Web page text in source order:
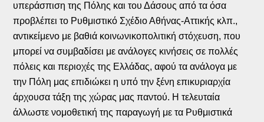
υπεράσπιση της Πόλης και του Δάσους από τα όσα
προβλέπει το Ρυθμιστικό Σχέδιο Αθήνας-Αττικής κλπ.,
αντικείμενο με βαθιά κοινωνικοπολιτική στόχευση, που
μπορεί να συμβαδίσει με ανάλογες κινήσεις σε πολλές
πόλεις και περιοχές της Ελλάδας, αφού τα ανάλογα με
την Πόλη μας επιδιώκει η υπό την ξένη επικυριαρχία
άρχουσα τάξη της χώρας μας παντού. Η τελευταία
άλλωστε νομοθετική της παραγωγή με τα Ρυθμιστικά